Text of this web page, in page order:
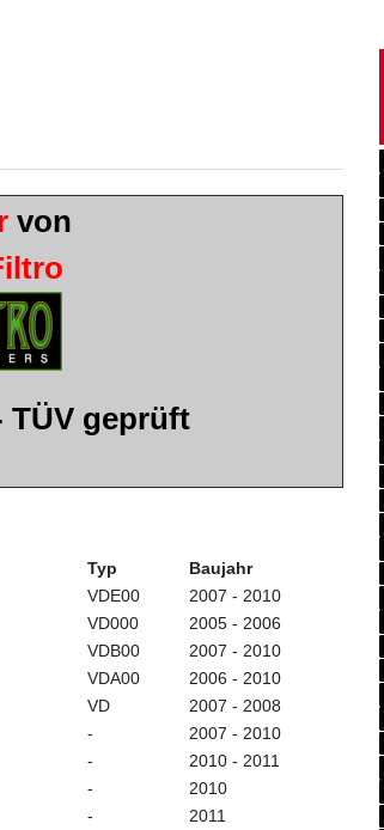
von
TÜV geprüft
Typ
Baujahr
VDE00
2007 - 2010
VD000
2005 - 2006
VDB00
2007 - 2010
VDA00
2006 - 2010
VD
2007 - 2008
-
2007 - 2010
-
2010 - 2011
-
2010
-
2011